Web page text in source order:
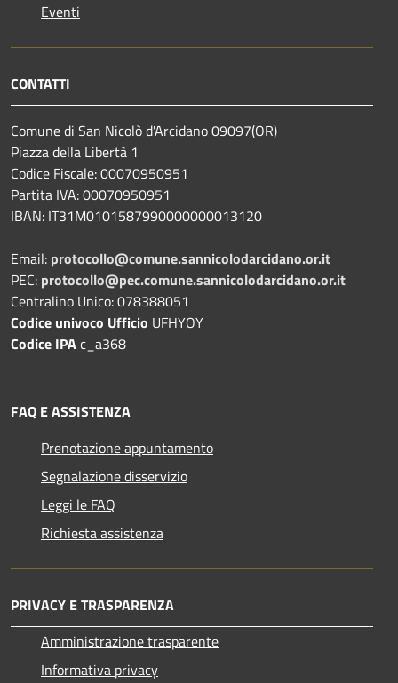
Eventi
CONTATTI
Comune di San Nicolò d'Arcidano 09097(OR)
Piazza della Libertà 1
Codice Fiscale: 00070950951
Partita IVA: 00070950951
IBAN: IT31M0101587990000000013120
Email: protocollo@comune.sannicolodarcidano.or.it
PEC: protocollo@pec.comune.sannicolodarcidano.or.it
Centralino Unico: 078388051
Codice univoco Ufficio UFHYOY
Codice IPAc_a368
FAQ E ASSISTENZA
Prenotazione appuntamento
Segnalazione disservizio
Leggi le FAQ
Richiesta assistenza
PRIVACY E TRASPARENZA
Amministrazione trasparente
Informativa privacy